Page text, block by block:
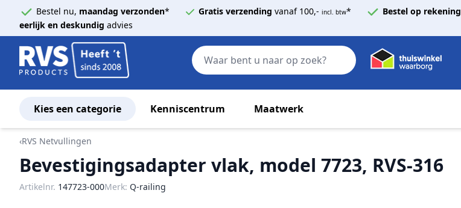
Bestel nu, maandag verzonden* Gratis verzending vanaf 100,- incl. btw* Bestel op rekening
eerlijk en deskundig advies
Zoek
Kies een categorie Kenniscentrum Maatwerk
Ga naar de inhoud
‹RVS Netvullingen
Bevestigingsadapter vlak, model 7723, RVS-316
Artikelnr. 147723-000Merk: Q-railing